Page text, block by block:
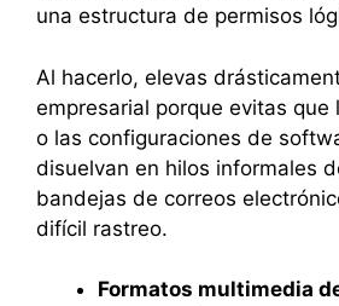
una estructura de permisos
Al hacerlo, elevas
empresarial porque evitas que
o las configuraciones de
disuelvan en hilos informales
bandejas de correos
difícil rastreo.
Formatos multimedia